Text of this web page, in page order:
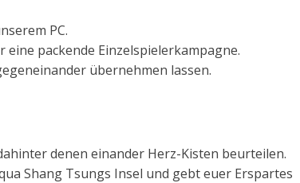
PC.
packende Einzelspielerkampagne.
übernehmen lassen.
denen einander Herz-Kisten beurteilen.
Shang Tsungs Insel und gebt euer Erspartes